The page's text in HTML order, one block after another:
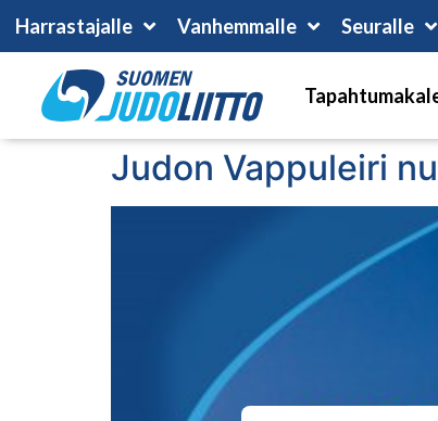
Harrastajalle Vanhemmalle Seuralle
Judon Vappuleiri